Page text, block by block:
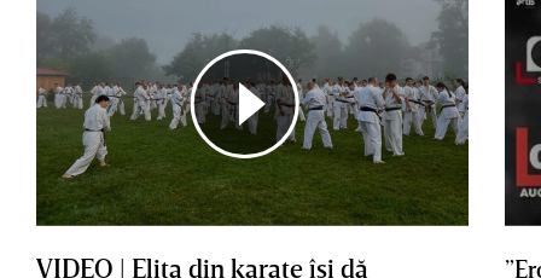
VIDEO | Elita din karate îşi dă